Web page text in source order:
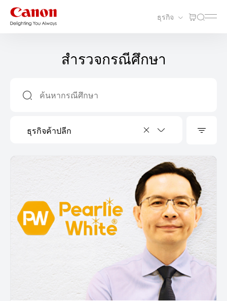
ธุรกิจ
สำรวจกรณีศึกษา
ธุรกิจค้าปลีก